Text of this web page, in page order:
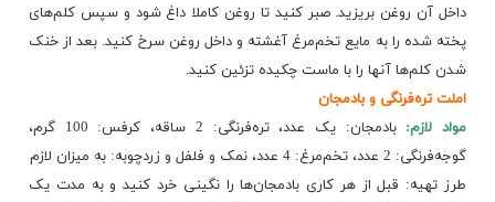
داخل آن​ روغن بریزید. صبر کنید تا روغن کاملا داغ شود و سپس کلم‌های
پخته شده را به مایع تخم‌مرغ آغشته و داخل روغن سرخ کنید. بعد از خنک
شدن کلم‌ها آنها را با ماست چکیده تزئین کنید.
املت تره‌فرنگی و بادمجان
مواد لازم:
بادمجان: یک عدد، تره‌فرنگی: 2 ساقه، کرفس: 100 گرم،
گوجه‌فرنگی: 2 عدد، تخم‌مرغ: 4 عدد، نمک و فلفل و زردچوبه: به میزان لازم
طرز تهیه: قبل از هر کاری بادمجان‌ها را نگینی خرد کنید و به مدت یک